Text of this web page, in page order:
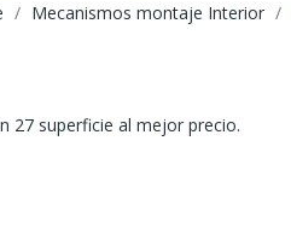
Mecanismos montaje Interior
27 superficie al mejor precio.